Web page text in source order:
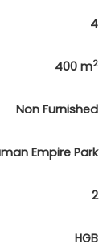
4
400 m2
Non Furnished
Empire Park
2
HGB